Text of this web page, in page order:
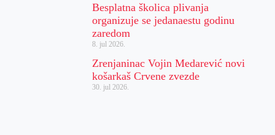
Besplatna školica plivanja
organizuje se jedanaestu godinu
zaredom
8. jul 2026.
Zrenjaninac Vojin Medarević novi
košarkaš Crvene zvezde
30. jul 2026.